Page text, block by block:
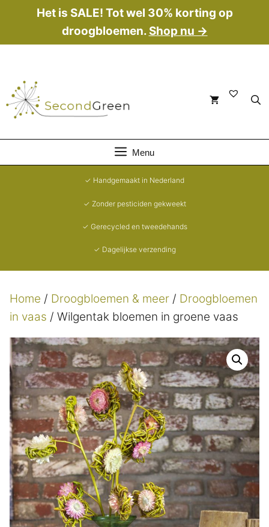
de
Het is SALE! Tot wel 30% korting op
droogbloemen. Shop nu →
Menu
✓ Handgemaakt in Nederland
✓ Zonder pesticiden gekweekt
✓ Gerecycled en tweedehands
✓ Dagelijkse verzending
Home / Droogbloemen & meer / Droogbloemen
in vaas / Wilgentak bloemen in groene vaas